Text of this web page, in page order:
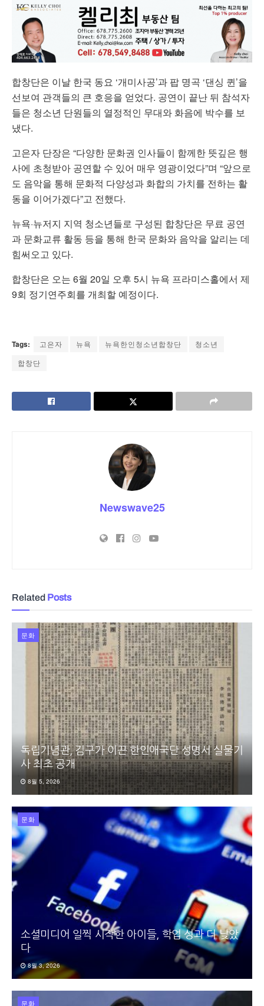
합창단은 이날 한국 동요 ‘개미사공’과 팝 명곡 ‘댄싱 퀸’을
선보여 관객들의 큰 호응을 얻었다. 공연이 끝난 뒤 참석자
들은 청소년 단원들의 열정적인 무대와 화음에 박수를 보
냈다.
고은자 단장은 “다양한 문화권 인사들이 함께한 뜻깊은 행
사에 초청받아 공연할 수 있어 매우 영광이었다”며 “앞으로
도 음악을 통해 문화적 다양성과 화합의 가치를 전하는 활
동을 이어가겠다”고 전했다.
뉴욕·뉴저지 지역 청소년들로 구성된 합창단은 무료 공연
과 문화교류 활동 등을 통해 한국 문화와 음악을 알리는 데
힘써오고 있다.
합창단은 오는 6월 20일 오후 5시 뉴욕 프라미스홀에서 제
9회 정기연주회를 개최할 예정이다.
Tags: 고은자 뉴욕 뉴욕한인청소년합창단
청소년
합창단
Newswave25
Related Posts
문화
독립기념관, 김구가 이끈 한인애국단 성명서 실물기
사 최초 공개
8월 5, 2026
문화
소셜미디어 일찍 시작한 아이들, 학업 성과 더 낮았
다
8월 3, 2026
문화